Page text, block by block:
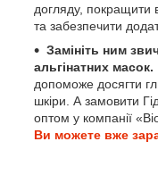
догляду, покращити
та забезпечити
Замініть ним
альгінатних масок.
допоможе досягти
шкіри. А замовити
оптом у компанії
Ви можете вже